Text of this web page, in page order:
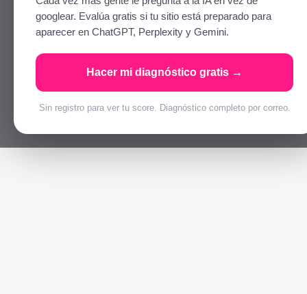
googlear. Evalúa gratis si tu sitio está preparado para
aparecer en ChatGPT, Perplexity y Gemini.
Hacer mi diagnóstico gratis →
Sin registro para ver tu score. Diagnóstico completo por correo.